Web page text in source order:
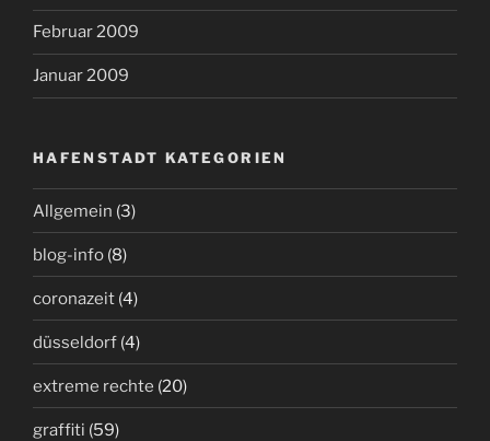
Februar 2009
Januar 2009
HAFENSTADT KATEGORIEN
Allgemein (3)
blog-info (8)
coronazeit (4)
düsseldorf (4)
extreme rechte (20)
graffiti (59)